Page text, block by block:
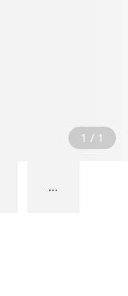
1 / 1
...